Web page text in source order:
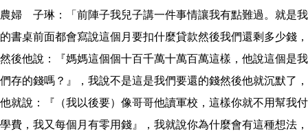
農婦 子琳：「前陣子我兒子講一件事情讓我有點難過。就是我
的書桌前面都會寫說這個月要扣什麼貸款然後我們還剩多少錢，
然後他說：『媽媽這個個十百千萬十萬百萬這樣，他說這個是我
們存的錢嗎？』，我說不是這是我們要還的錢然後他就沉默了，
他就說：『（我以後要）像哥哥他讀軍校，這樣你就不用幫我付
學費，我又每個月有零用錢』，我就說你為什麼會有這種想法，